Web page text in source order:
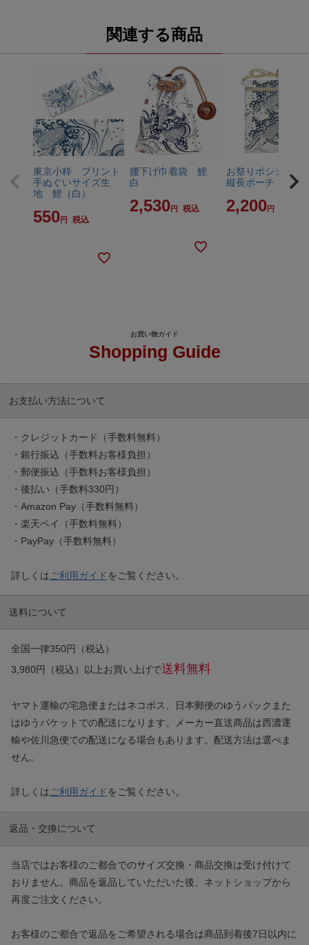
関連する商品
東京小粋 プリント
手ぬぐいサイズ生
地 鯉（白）
550 税込
腰下げ巾着袋 鯉
白
2,530 税込
お祭りポシェッ
縦長ポーチ 鯉
2,200
Shopping Guide
お支払い方法について
・クレジットカード（手数料無料）
・銀行振込（手数料お客様負担）
・郵便振込（手数料お客様負担）
・後払い（手数料330円）
・Amazon Pay（手数料無料）
・楽天ペイ（手数料無料）
・PayPay（手数料無料）
詳しくは ご利用ガイド をご覧ください。
送料について
全国一律350円（税込）
3,980円（税込）以上お買い上げで送料無料
ヤマト運輸の宅急便またはネコポス、日本郵便のゆうパックまた
はゆうパケットでの配送になります。メーカー直送商品は西濃運
輸や佐川急便での配送になる場合もあります。配送方法は選べま
せん。
詳しくは ご利用ガイド をご覧ください。
返品・交換について
当店ではお客様のご都合でのサイズ交換・商品交換は受け付けて
おりません。商品を返品していただいた後、ネットショップから
再度ご注文ください。
お客様のご都合で返品をご希望される場合は商品到着後7日以内に